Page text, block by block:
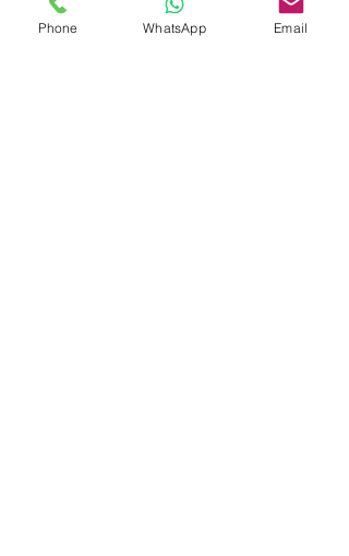
O TPAC não está diretamente relacionado a um maior
Phone WhatsApp Email